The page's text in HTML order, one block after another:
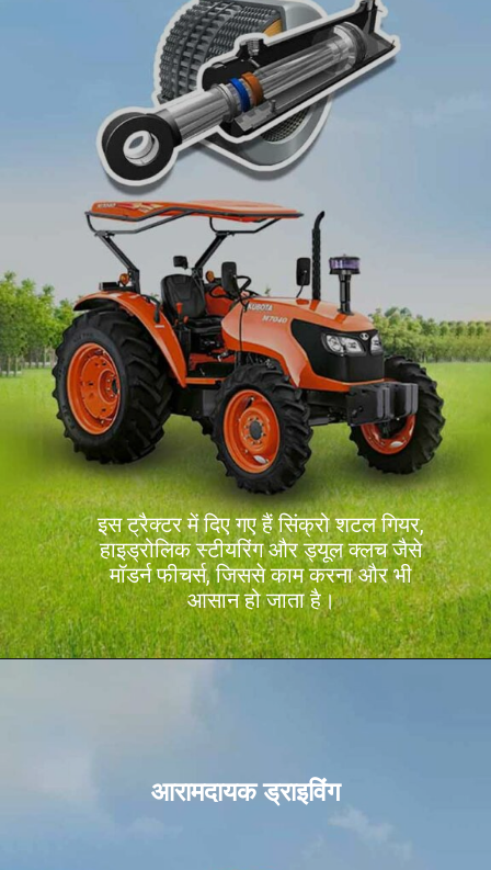
इस ट्रैक्टर में दिए गए हैं सिंक्रो शटल गियर,
हाइड्रोलिक स्टीयरिंग और ड्यूल क्लच जैसे
मॉडर्न फीचर्स, जिससे काम करना और भी
आसान हो जाता है।
आरामदायक ड्राइविंग